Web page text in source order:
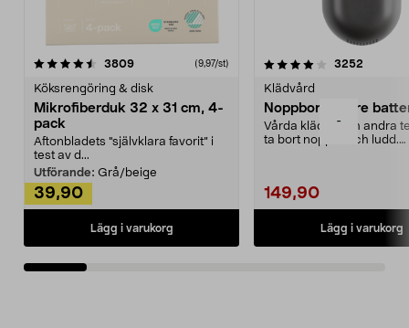
-
3809recensioner (9,97/st)
Köksrengöring & disk
Mikrofiberduk 32 x 31 cm, 4-
pack
Aftonbladets "självklara favorit” i
test av d...
Utförande: Grå/beige
39,90
Lägg i varukorg
4.0av 5 stjärnor 3252
Klädvård
Noppborttagare
Vårda kläder och andra
ta bort noppor och ludd.
149,90
Lägg i varukorg
4.5av 5 stjärnor